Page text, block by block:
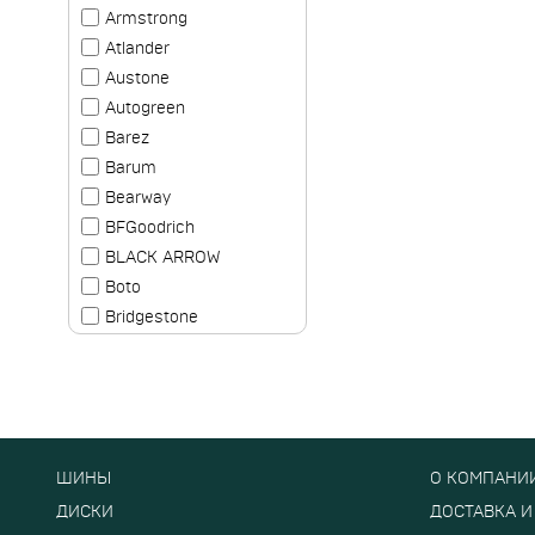
Armstrong
Atlander
Austone
Autogreen
Barez
Barum
Bearway
BFGoodrich
BLACK ARROW
Boto
Bridgestone
Compasal
ШИНЫ
ДИСКИ
О
ДОСТАВКА